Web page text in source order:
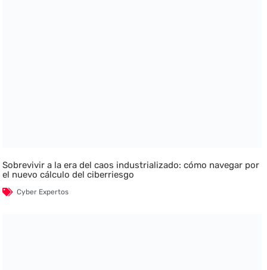
Sobrevivir a la era del caos industrializado: cómo navegar por
el nuevo cálculo del ciberriesgo
Cyber Expertos